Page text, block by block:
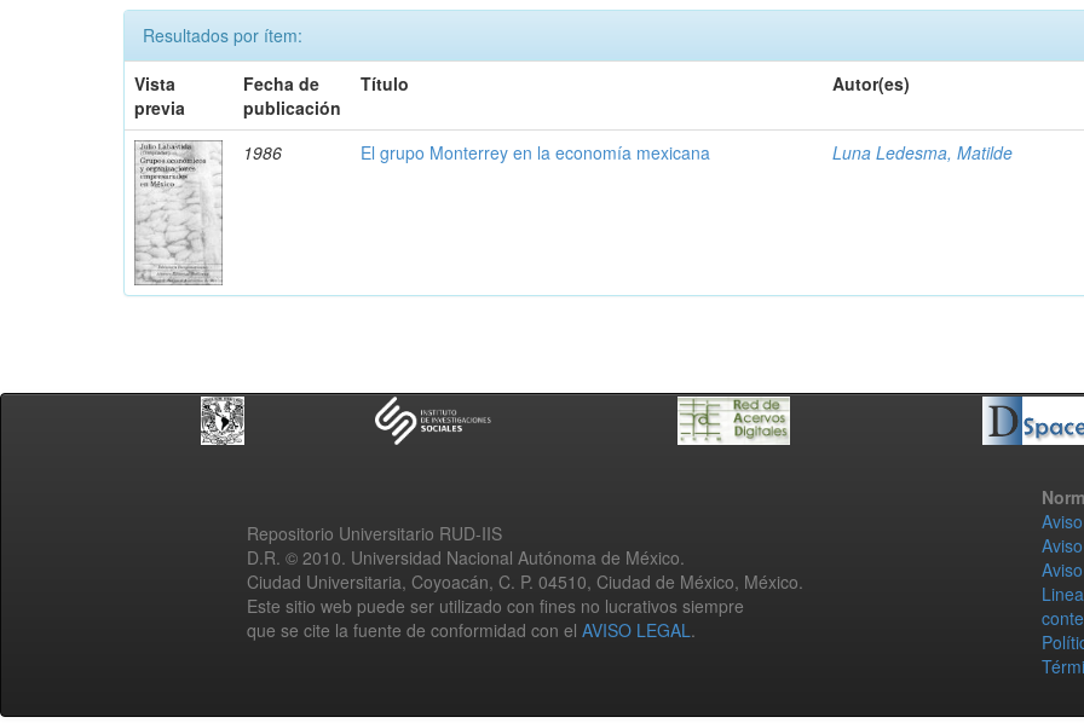
Resultados por ítem:
Vista
previa
Fecha de
publicación
Título Autor(es)
1986 El grupo Monterrey en la economía mexicana Luna Ledesma, Matilde
Repositorio Universitario RUD-IIS
D.R. © 2010. Universidad Nacional Autónoma de México.
Ciudad Universitaria, Coyoacán, C. P. 04510, Ciudad de México, México.
Este sitio web puede ser utilizado con fines no lucrativos siempre
que se cite la fuente de conformidad con el AVISO LEGAL.